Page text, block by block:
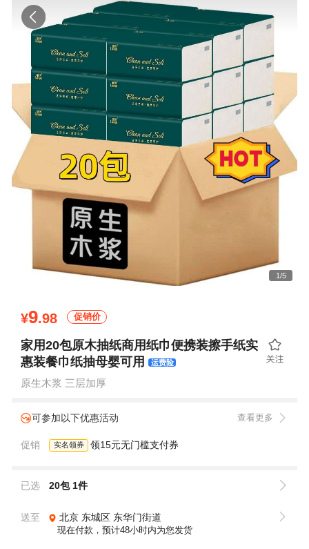
1/5
¥9.98 促销价
家用20包原木抽纸商用纸巾便携装擦手纸实
惠装餐巾纸抽母婴可用 运费险
原生木浆 三层加厚
可参加以下优惠活动 查看更多
促销 实名领券 领15元无门槛支付券
已选 20包 1件
送至 北京 东城区 东华门街道
现在付款，预计48小时内为您发货